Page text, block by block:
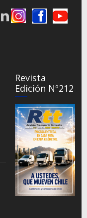
Revista
Edición Nº212